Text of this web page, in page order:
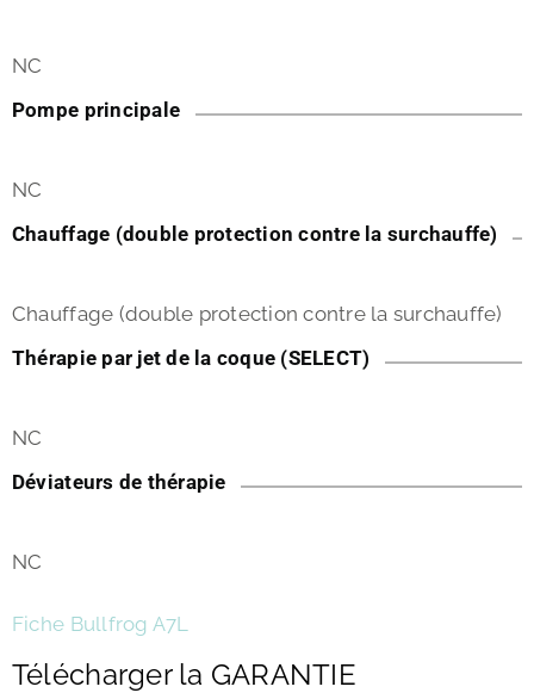
NC
Pompe principale
NC
Chauffage (double protection contre la surchauffe)
Chauffage (double protection contre la surchauffe)
Thérapie par jet de la coque (SELECT)
NC
Déviateurs de thérapie
NC
Fiche Bullfrog A7L
Télécharger la GARANTIE